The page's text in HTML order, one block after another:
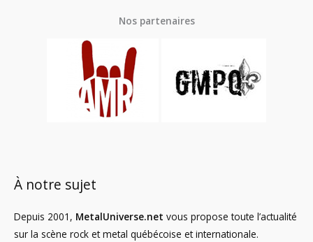
Nos partenaires
À notre sujet
Depuis 2001, MetalUniverse.net vous propose toute l’actualité
sur la scène rock et metal québécoise et internationale.